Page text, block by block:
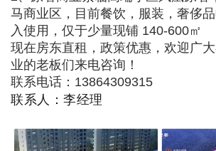
马商业区，目前餐饮，服装，奢侈
入使用，仅于少量现铺 140-600㎡
现在房东直租，政策优惠，欢迎广
业的老板们来电咨询！
联系电话：13864309315
联系人：李经理